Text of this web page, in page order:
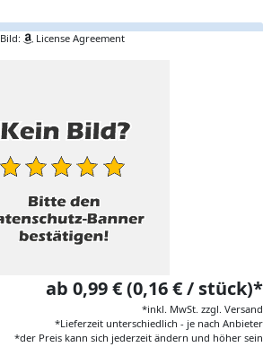
Bild: License Agreement
ab 0,99 € (0,16 € / stück)*
*inkl. MwSt. zzgl. Versand
*Lieferzeit unterschiedlich - je nach Anbieter
*der Preis kann sich jederzeit ändern und höher sein